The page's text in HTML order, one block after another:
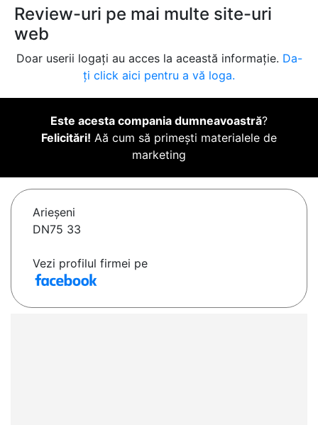
Review-uri pe mai multe site-uri
web
Doar userii logați au acces la această informație. Da-
ți click aici pentru a vă loga.
Este acesta compania dumneavoastră?
Felicitări! Aă cum să primești materialele de
marketing
Arieşeni
DN75 33
Vezi profilul firmei pe